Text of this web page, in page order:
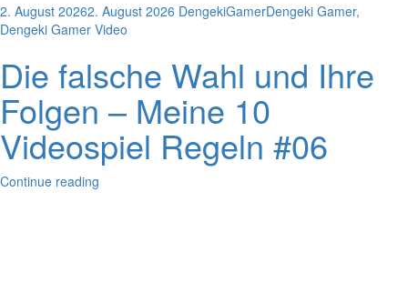
2. August 20262. August 2026 DengekiGamerDengeki Gamer,
Dengeki Gamer Video
Die falsche Wahl und Ihre
Folgen – Meine 10
Videospiel Regeln #06
Continue reading